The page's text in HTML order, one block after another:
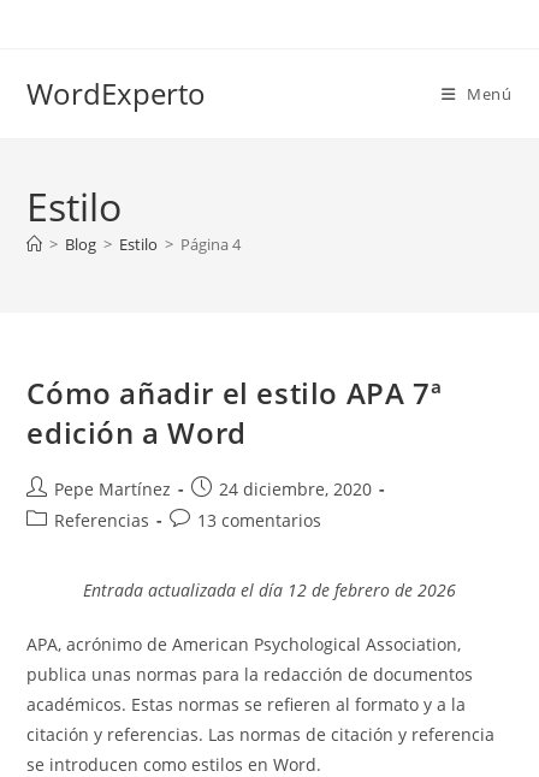
WordExperto Menú
Estilo
> Blog > Estilo > Página 4
Cómo añadir el estilo APA 7ª
edición a Word
Autor
de
Pepe Martínez
Publicación
de
24 diciembre, 2020
Categoría
entrada:
Referencias
Comentarios
entrada:
13 comentarios
Entrada actualizada el día 12 de febrero de 2026
APA, acrónimo de American Psychological Association,
publica unas normas para la redacción de documentos
académicos. Estas normas se refieren al formato y a la
citación y referencias. Las normas de citación y referencia
se introducen como estilos en Word.